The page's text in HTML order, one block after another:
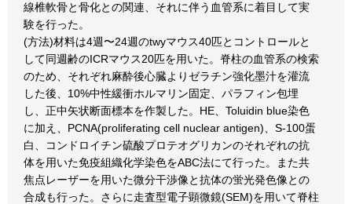
線椎軟骨と骨化との関連、それに伴う血管系に着目して実
験を行った。
(方法)材料は4週〜24週のtwyマウス40匹とコントロールと
して同週齢のICRマウス20匹を用いた。脊柱の血管系の検索
のため、それぞれ麻酔後心臓よりゼラチン強化墨汁を灌流
した後、10%中性緩衝ホルマリン固定、パラフィン包埋
し、正中矢状断面標本を作製した。HE、Toluidin blue染色
に加え、PCNA(proliferating cell nuclear antigen)、S-100蛋
白、コンドロイチン硫酸プロテオグリカンのそれぞれの抗
体を用いた免疫組織化学染色をABC法にて行った。また共
焦点レーザーを用いた微分干渉像と抗体の蛍光発色像との
合成も行った。さらに走査型電子顕微鏡(SEM)を用いて脊柱